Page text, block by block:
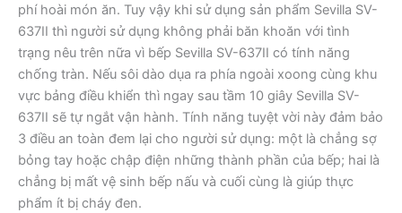
phí hoài món ăn. Tuy vậy khi sử dụng sản phẩm Sevilla SV-
637II thì người sử dụng không phải băn khoăn với tình
trạng nêu trên nữa vì bếp Sevilla SV-637II có tính năng
chống tràn. Nếu sôi dào dụa ra phía ngoài xoong cùng khu
vực bảng điều khiển thì ngay sau tầm 10 giây Sevilla SV-
637II sẽ tự ngắt vận hành. Tính năng tuyệt vời này đảm bảo
3 điều an toàn đem lại cho người sử dụng: một là chẳng sợ
bỏng tay hoặc chập điện những thành phần của bếp; hai là
chẳng bị mất vệ sinh bếp nấu và cuối cùng là giúp thực
phẩm ít bị cháy đen.